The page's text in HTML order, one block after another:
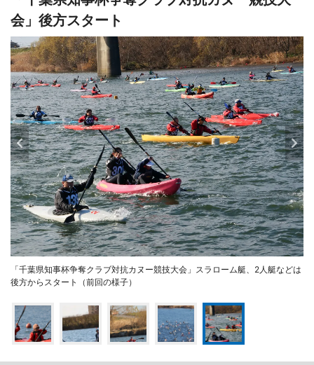
会」後方スタート
「千葉県知事杯争奪クラブ対抗カヌー競技大会」スラローム艇、2人艇などは
後方からスタート（前回の様子）